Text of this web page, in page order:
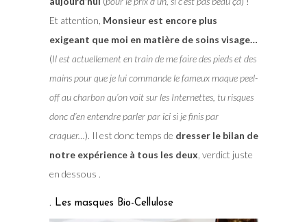
Et attention, Monsieur est encore plus
exigeant que moi en matière de soins visage…
(Il est actuellement en train de me faire des pieds et des
mains pour que je lui commande le fameux maque peel-
off au charbon qu’on voit sur les Internettes, tu risques
donc d’en entendre parler par ici si je finis par
craquer…). Il est donc temps de dresser le bilan de
notre expérience à tous les deux , verdict juste
en dessous .
. Les masques Bio-Cellulose